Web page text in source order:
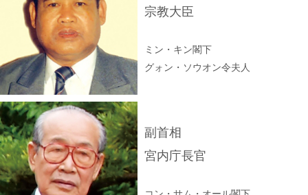
宗教大臣
ミン・キン閣下
グォン・ソウオン令夫人
副首相
宮内庁長官